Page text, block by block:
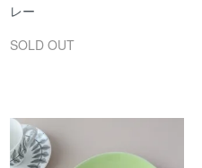
レー
SOLD OUT